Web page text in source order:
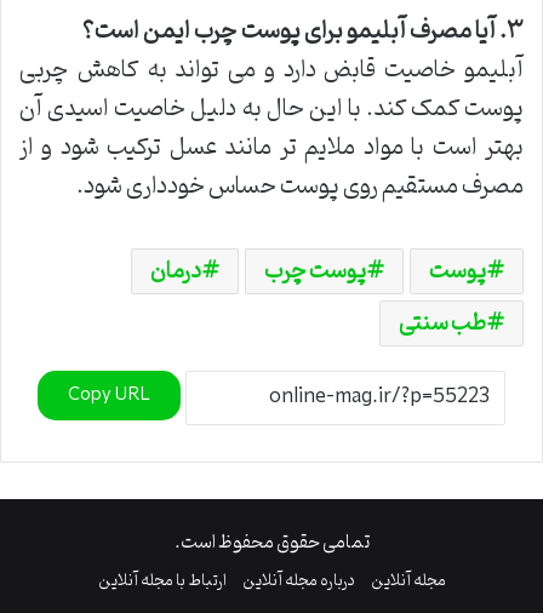
۳.آیا مصرف آبلیمو برای پوست چرب ایمن است؟
آبلیمو خاصیت قابض دارد و می تواند به کاهش چربی
پوست کمک کند. با این حال به دلیل خاصیت اسیدی آن
بهتر است با مواد ملایم تر مانند عسل ترکیب شود و از
مصرف مستقیم روی پوست حساس خودداری شود.
پوست پوست چرب
درمان
طب سنتی
Copy URL
تمامی حقوق محفوظ است.
مجله آنلاین درباره مجله آنلاین ارتباط با مجله آنلاین